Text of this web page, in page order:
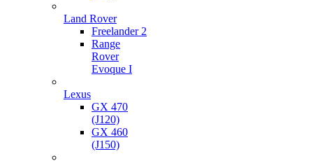
Land Rover
Freelander 2
Range
Rover
Evoque I
Lexus
GX 470
(J120)
GX 460
(J150)